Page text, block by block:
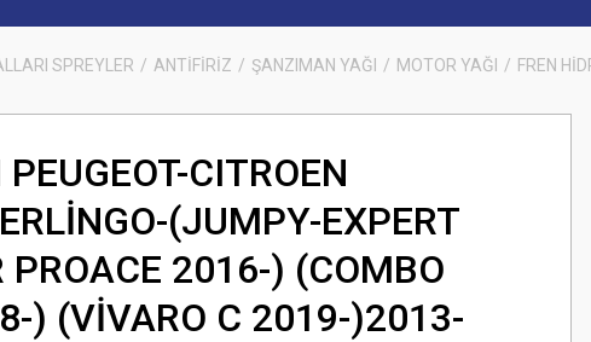
SPREYLER ANTİFİRİZ ŞANZIMAN YAĞI MOTOR YAĞI FREN
CITROEN
(JUMPY-EXPERT
PROACE 2016-) (COMBO
) (VİVARO C 2019-)2013-